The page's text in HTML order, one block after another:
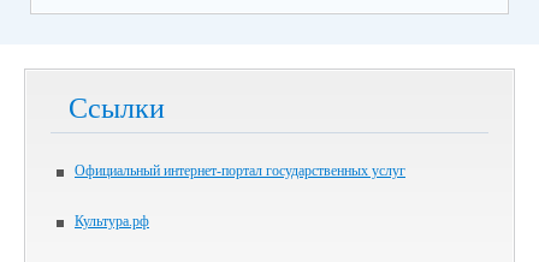
Ссылки
Официальный интернет-портал государственных услуг
Культура.рф